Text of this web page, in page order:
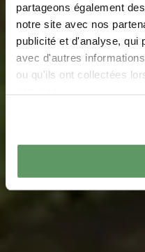
partageons également
notre site avec nos
publicité et d'analyse, qui
avec d'autres
ou qu'ils ont collectées